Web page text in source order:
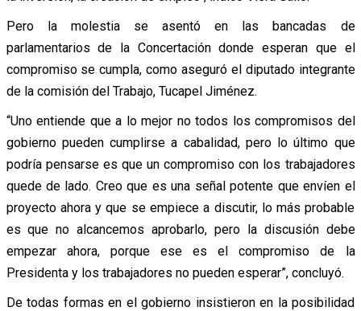
Pero la molestia se asentó en las bancadas de
parlamentarios de la Concertación donde esperan que el
compromiso se cumpla, como aseguró el diputado integrante
de la comisión del Trabajo, Tucapel Jiménez.
“Uno entiende que a lo mejor no todos los compromisos del
gobierno pueden cumplirse a cabalidad, pero lo último que
podría pensarse es que un compromiso con los trabajadores
quede de lado. Creo que es una señal potente que envíen el
proyecto ahora y que se empiece a discutir, lo más probable
es que no alcancemos aprobarlo, pero la discusión debe
empezar ahora, porque ese es el compromiso de la
Presidenta y los trabajadores no pueden esperar”, concluyó.
De todas formas en el gobierno insistieron en la posibilidad